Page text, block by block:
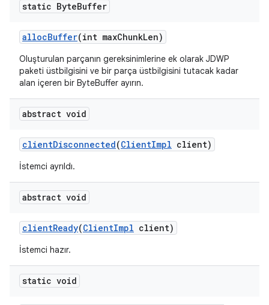
static ByteBuffer
allocBuffer(int maxChunkLen)
Oluşturulan parçanın gereksinimlerine ek olarak JDWP
paketi üstbilgisini ve bir parça üstbilgisini tutacak kadar
alan içeren bir ByteBuffer ayırın.
abstract void
clientDisconnected(ClientImpl client)
İstemci ayrıldı.
abstract void
clientReady(ClientImpl client)
İstemci hazır.
static void